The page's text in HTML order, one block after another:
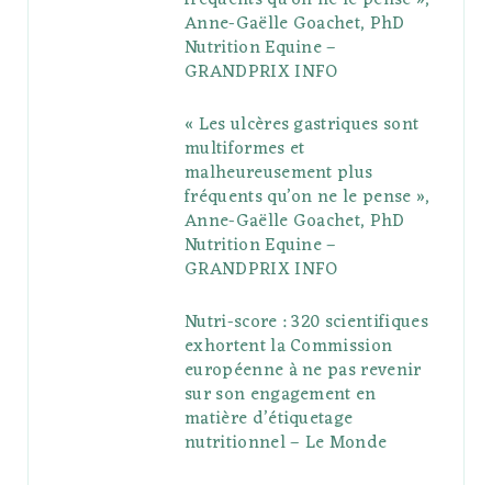
s
m
Anne-Gaëlle Goachet, PhD
Nutrition Equine –
GRANDPRIX INFO
« Les ulcères gastriques sont
multiformes et
malheureusement plus
fréquents qu’on ne le pense »,
Anne-Gaëlle Goachet, PhD
Nutrition Equine –
GRANDPRIX INFO
Nutri-score : 320 scientifiques
exhortent la Commission
européenne à ne pas revenir
sur son engagement en
matière d’étiquetage
nutritionnel – Le Monde